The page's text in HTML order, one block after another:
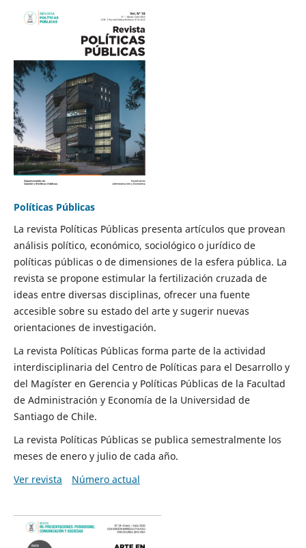
Políticas Públicas
La revista Políticas Públicas presenta artículos que provean
análisis político, económico, sociológico o jurídico de
políticas públicas o de dimensiones de la esfera pública. La
revista se propone estimular la fertilización cruzada de
ideas entre diversas disciplinas, ofrecer una fuente
accesible sobre su estado del arte y sugerir nuevas
orientaciones de investigación.
La revista Políticas Públicas forma parte de la actividad
interdisciplinaria del Centro de Políticas para el Desarrollo y
del Magíster en Gerencia y Políticas Públicas de la Facultad
de Administración y Economía de la Universidad de
Santiago de Chile.
La revista Políticas Públicas se publica semestralmente los
meses de enero y julio de cada año.
Ver revista
Número actual